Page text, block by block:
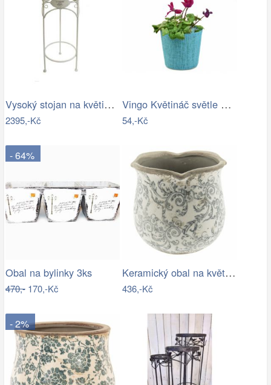
Vysoký stojan na květiny provence - SD
2395,-Kč
Vingo Květináč světle modrý s…
54,-Kč
- 64%
Obal na bylinky 3ks
470,-170,-Kč
Keramický obal na květináč s ornamenty …
436,-Kč
- 2%